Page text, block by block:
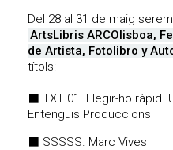
Del 28 al 31 de maig
ArtsLibris ARCOlisboa,
de Artista, Fotolibro y
títols:
⬛ TXT 01. Llegir-ho ràpid.
Entenguis Produccions
⬛ SSSSS. Marc Vives